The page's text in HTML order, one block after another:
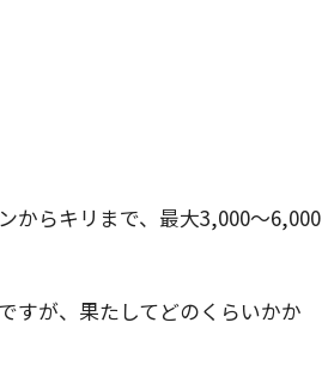
からキリまで、最大3,000～6,000
すが、果たしてどのくらいかか